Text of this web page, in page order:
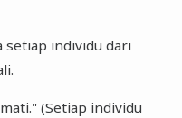
setiap individu dari
(Setiap individu